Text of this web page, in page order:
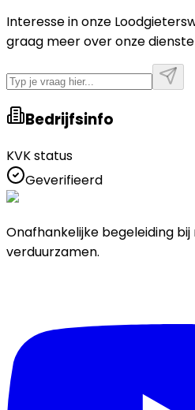
Interesse in onze
graag meer over onze
Bedrijfsinfo
KVK status
Geverifieerd
Onafhankelijke begeleiding
verduurzamen.